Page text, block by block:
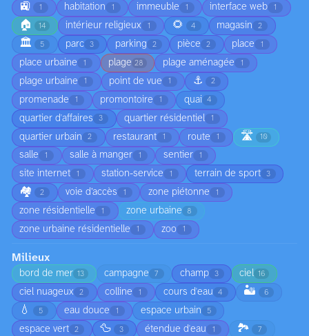
🚉 1 habitation 1 immeuble 1 interface web 1
🏠 14 intérieur religieux 1 🌻 4 magasin 2
🏛️ 5 parc 3 parking 2 pièce 2 place 1
place urbaine 1 plage 28 plage aménagée 1
plage urbaine 1 point de vue 1 ⚓ 2
promenade 1 promontoire 1 quai 4
quartier d'affaires 3 quartier résidentiel 1
quartier urbain 2 restaurant 1 route 1 🛣️ 10
salle 1 salle à manger 1 sentier 1
site internet 1 station-service 1 terrain de sport 3
🏘️ 2 voie d’accès 1 zone piétonne 1
zone résidentielle 1 zone urbaine 8
zone urbaine résidentielle 1 zoo 1
Milieux
bord de mer 13 campagne 7 champ 3 ciel 16
ciel nuageux 2 colline 1 cours d'eau 4 🏜️ 6
💧 5 eau douce 1 espace urbain 5
espace vert 2 🦆 3 étendue d'eau 1 🏞️ 7